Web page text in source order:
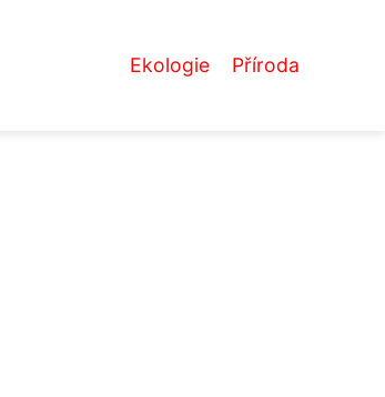
Ekologie Příroda